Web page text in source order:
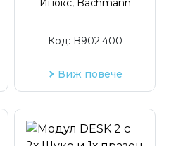
Инокс, Bachmann
Код: B902.400
Виж повече